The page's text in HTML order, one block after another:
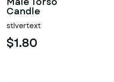
Candle
stlvertext
$1.80